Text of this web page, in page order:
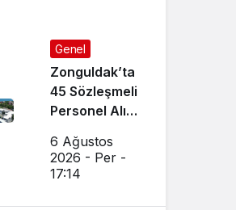
Genel
Zonguldak’ta
45 Sözleşmeli
Personel Alımı
6 Ağustos
2026 - Per -
17:14